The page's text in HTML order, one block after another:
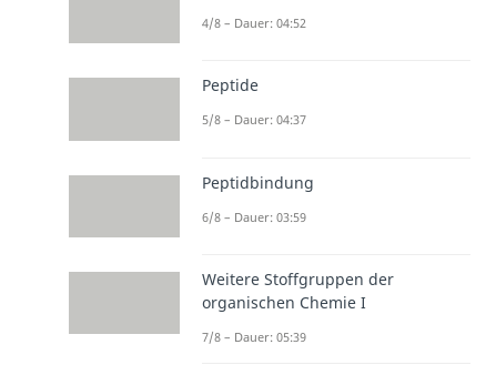
4/8 – Dauer: 04:52
Peptide
5/8 – Dauer: 04:37
Peptidbindung
6/8 – Dauer: 03:59
Weitere Stoffgruppen der
organischen Chemie I
7/8 – Dauer: 05:39